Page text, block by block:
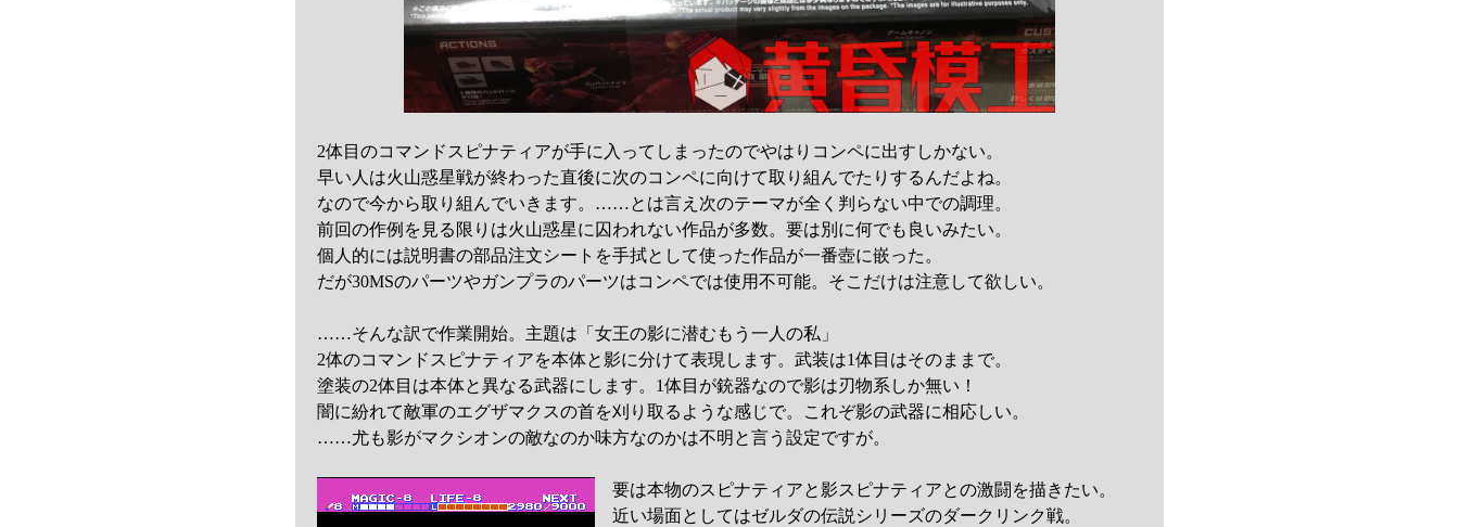
2体目のコマンドスピナティアが手に入ってしまったのでやはりコンペに出すしかない。
早い人は火山惑星戦が終わった直後に次のコンペに向けて取り組んでたりするんだよね。
なので今から取り組んでいきます。……とは言え次のテーマが全く判らない中での調理。
前回の作例を見る限りは火山惑星に囚われない作品が多数。要は別に何でも良いみたい。
個人的には説明書の部品注文シートを手拭として使った作品が一番壺に嵌った。
だが30MSのパーツやガンプラのパーツはコンペでは使用不可能。そこだけは注意して欲しい。
……そんな訳で作業開始。主題は「女王の影に潜むもう一人の私」
2体のコマンドスピナティアを本体と影に分けて表現します。武装は1体目はそのままで。
塗装の2体目は本体と異なる武器にします。1体目が銃器なので影は刃物系しか無い！
闇に紛れて敵軍のエグザマクスの首を刈り取るような感じで。これぞ影の武器に相応しい。
……尤も影がマクシオンの敵なのか味方なのかは不明と言う設定ですが。
要は本物のスピナティアと影スピナティアとの激闘を描きたい。
近い場面としてはゼルダの伝説シリーズのダークリンク戦。